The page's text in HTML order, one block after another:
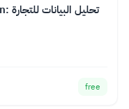
free